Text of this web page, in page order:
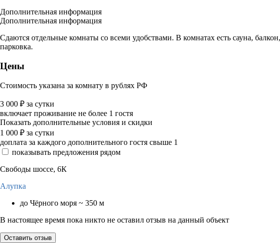
Дополнительная информация
Дополнительная информация
Сдаются отдельные комнаты со всеми удобствами. В комнатах есть сауна,
парковка.
Цены
Стоимость указана за комнату в рублях РФ
3 000 ₽ за сутки
включает проживание не более 1 гостя
Показать дополнительные условия и скидки
1 000 ₽ за сутки
доплата за каждого дополнительного гостя свыше 1
показывать предложения рядом
Свободы шоссе, 6К
Алупка
до Чёрного моря ~ 350 м
В настоящее время пока никто не оставил отзыв на данный объект
Оставить отзыв